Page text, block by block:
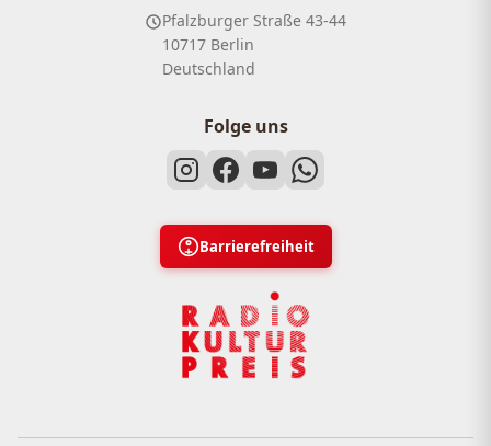
Pfalzburger Straße 43-44
10717 Berlin
Deutschland
Folge uns
Barrierefreiheit